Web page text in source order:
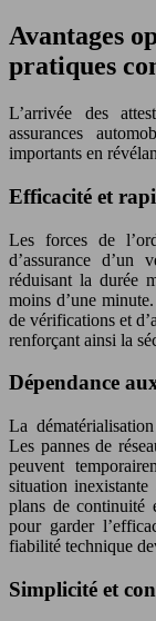
Avantages
pratiques
L’arrivée des
assurances
importants en
Efficacité et
Les forces de
d’assurance d’un
réduisant la durée
moins d’une
de vérifications et
renforçant ainsi la
Dépendance
La
Les pannes de
peuvent
situation inexistante
plans de continuité
pour garder
fiabilité technique
Simplicité et